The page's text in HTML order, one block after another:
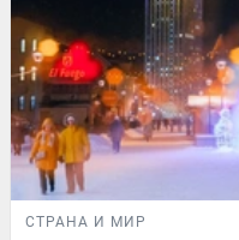
СТРАНА И МИР